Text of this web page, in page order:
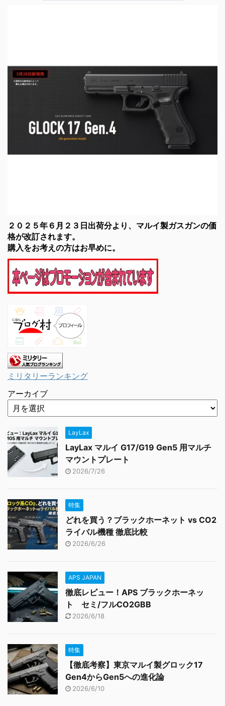
２０２５年６月２３日出荷分より、マルイ製ガスガンの価
格が改訂されます。
購入をお考えの方はお早めに。
ミリタリーランキング
アーカイブ
LayLax
LayLax マルイ G17/G19 Gen5 用マルチ
マウントプレート
2026/7/26
特集
どれを買う？ブラックホーネット vs CO2
ライバル機種 徹底比較
2026/6/26
APS JAPAN
徹底レビュー！APS ブラックホーネッ
ト セミ/フルCO2GBB
2026/6/18
特集
【徹底考察】東京マルイ製グロック17
Gen4からGen5への進化論
2026/6/10